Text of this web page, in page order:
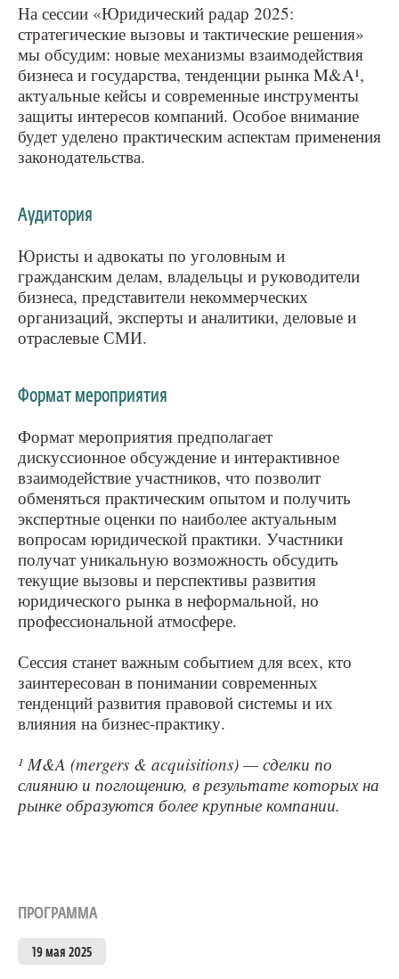
На сессии «Юридический радар 2025:
стратегические вызовы и тактические решения»
мы обсудим: новые механизмы взаимодействия
бизнеса и государства, тенденции рынка M&A¹,
актуальные кейсы и современные инструменты
защиты интересов компаний. Особое внимание
будет уделено практическим аспектам применения
законодательства.
Аудитория
Юристы и адвокаты по уголовным и
гражданским делам, владельцы и руководители
бизнеса, представители некоммерческих
организаций, эксперты и аналитики, деловые и
отраслевые СМИ.
Формат мероприятия
Формат мероприятия предполагает
дискуссионное обсуждение и интерактивное
взаимодействие участников, что позволит
обменяться практическим опытом и получить
экспертные оценки по наиболее актуальным
вопросам юридической практики. Участники
получат уникальную возможность обсудить
текущие вызовы и перспективы развития
юридического рынка в неформальной, но
профессиональной атмосфере.
Сессия станет важным событием для всех, кто
заинтересован в понимании современных
тенденций развития правовой системы и их
влияния на бизнес-практику.
¹ M&A (mergers & acquisitions) — сделки по
слиянию и поглощению, в результате которых на
рынке образуются более крупные компании.
ПРОГРАММА
19 мая 2025